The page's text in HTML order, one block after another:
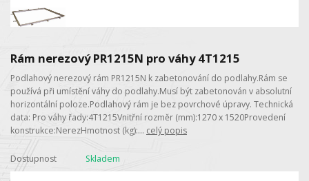
Rám nerezový PR1215N pro váhy 4T1215
Podlahový nerezový rám PR1215N k zabetonování do podlahy.Rám se
používá při umístění váhy do podlahy.Musí být zabetonován v absolutní
horizontální poloze.Podlahový rám je bez povrchové úpravy. Technická
data: Pro váhy řady:4T1215Vnitřní rozměr (mm):1270 x 1520Provedení
konstrukce:NerezHmotnost (kg):... celý popis
Dostupnost Skladem